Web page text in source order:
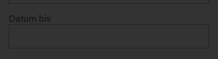
Datum bis